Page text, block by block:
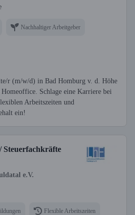
Nachhaltiger Arbeitgeber
r (m/w/d) in Bad Homburg v. d. Höhe
Homeoffice. Schlage eine Karriere bei
Arbeitszeiten und
ein!
Steuerfachkräfte
e.V.
Flexible Arbeitszeiten